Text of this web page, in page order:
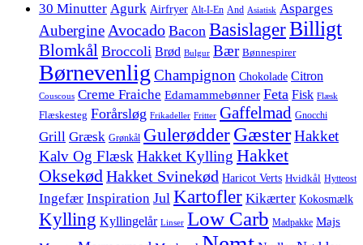
30 Minutter Agurk Airfryer Alt-I-En And Asiatisk Asparges
Aubergine Avocado Bacon BasislagerBilligt
Blomkål Broccoli Brød Bulgur Bær Bønnespirer
Børnevenlig Champignon Chokolade Citron
Couscous Creme Fraiche Edamammebønner Feta Fisk Flæsk
Flæskesteg Forårsløg Frikadeller Fritter Gaffelmad Gnocchi
Grill Græsk Grønkål GulerødderGæsterHakket
Kalv Og Flæsk Hakket Kylling Hakket
OksekødHakket Svinekød Haricot Verts Hvidkål Hytteost
Ingefær Inspiration Jul Kartofler Kikærter Kokosmælk
Kylling Kyllingelår Linser Low Carb Madpakke Majs